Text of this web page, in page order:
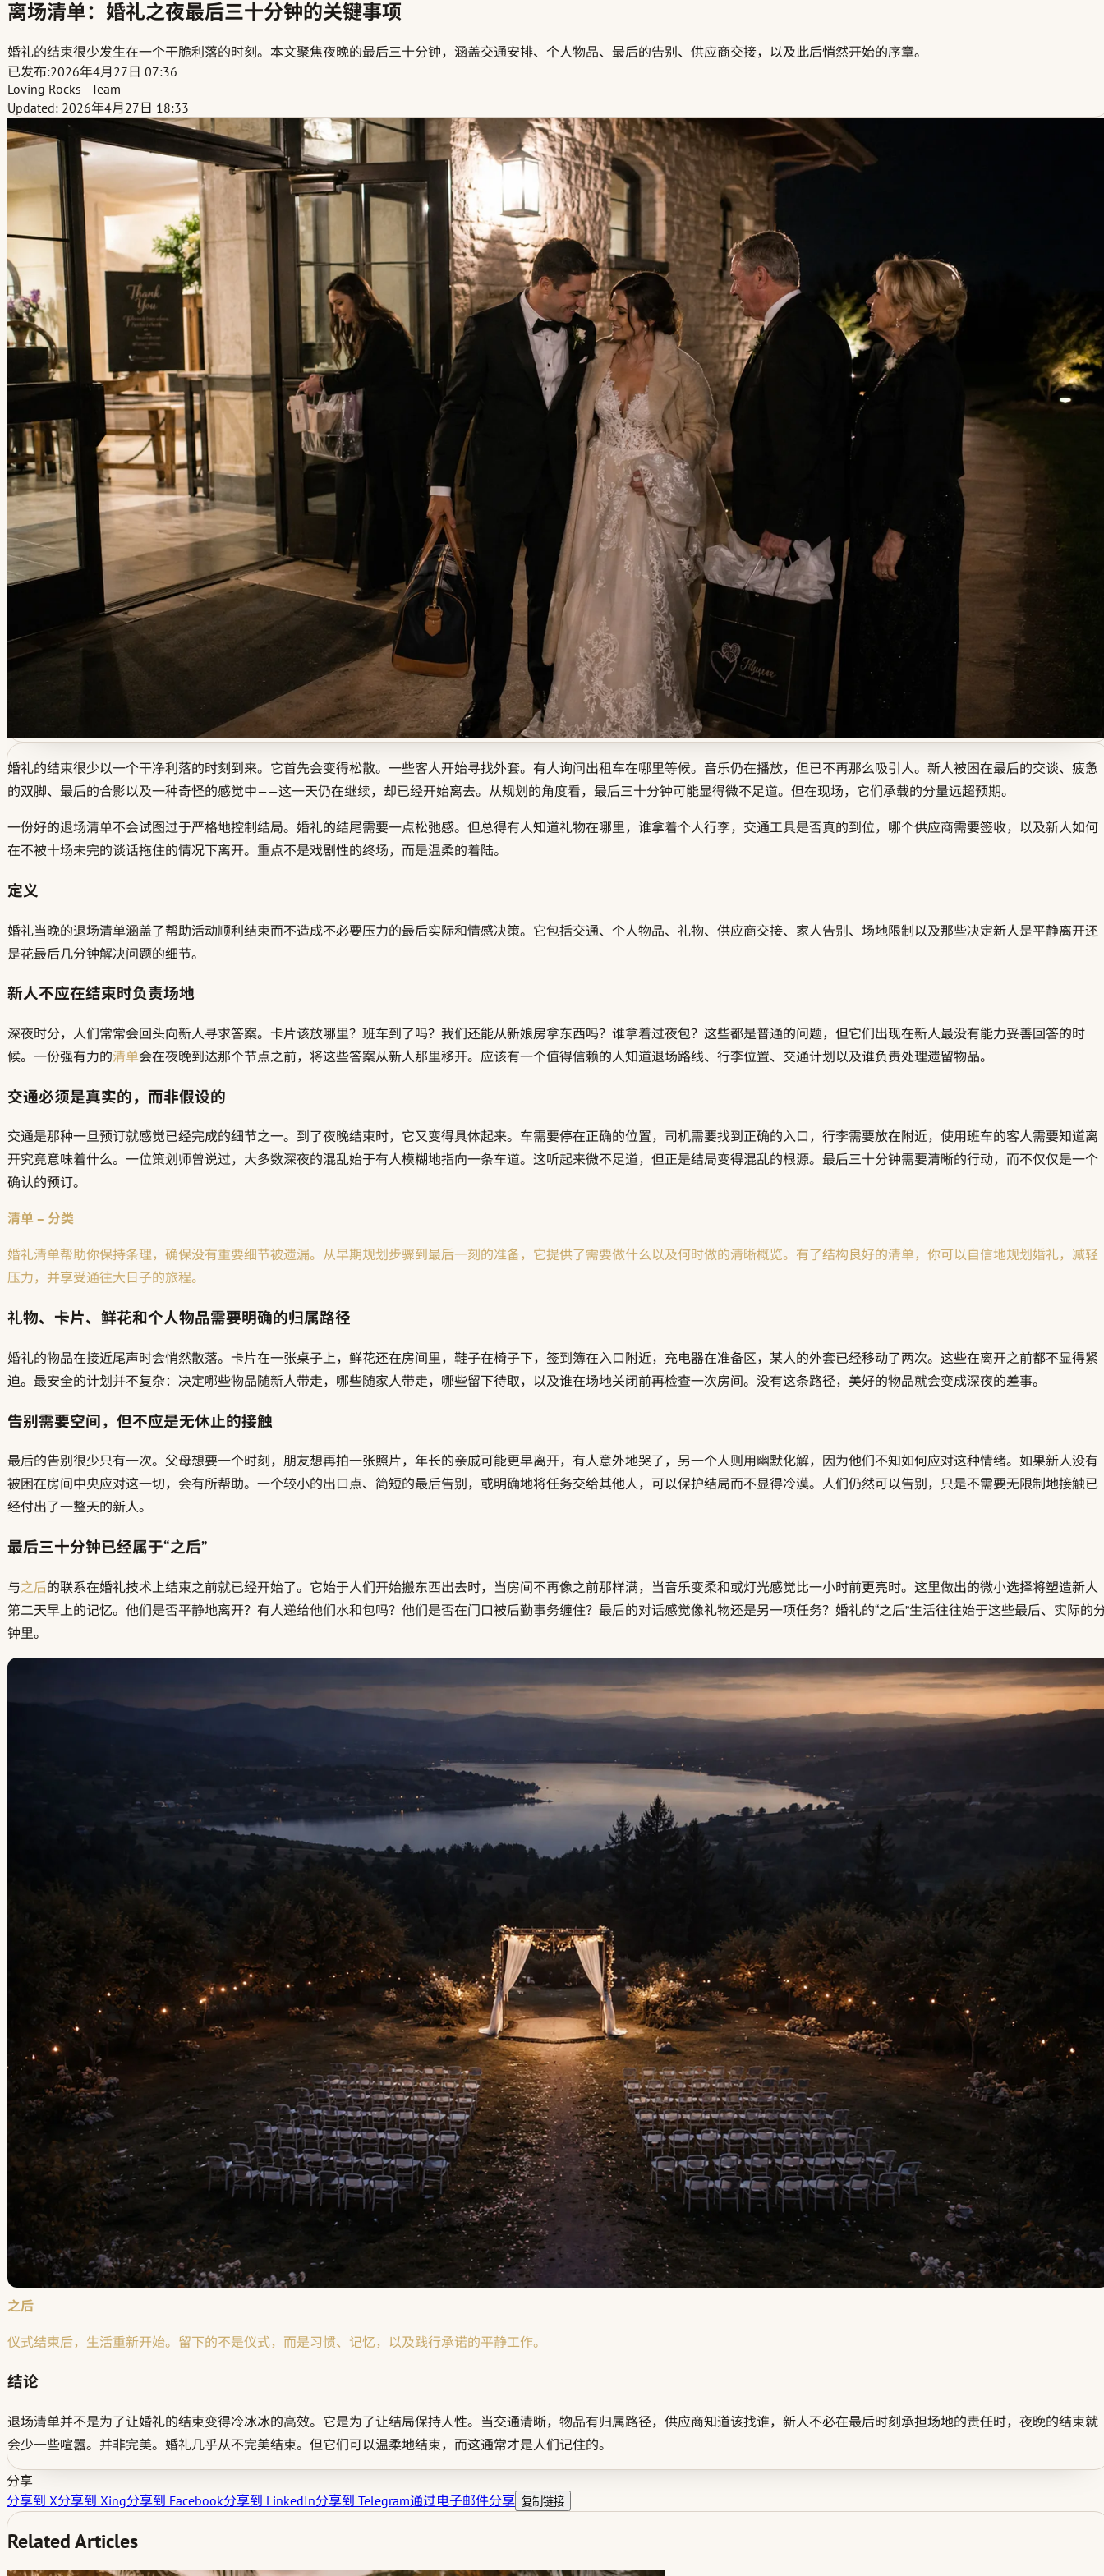
离场清单：婚礼之夜最后三十分钟的关键事项
婚礼的结束很少发生在一个干脆利落的时刻。本文聚焦夜晚的最后三十分钟，涵盖交通安排、个人物品、最后的告别、供应商交接，以及此后悄然开始的序章。
已发布:2026年4月27日 07:36
Loving Rocks - Team
Updated: 2026年4月27日 18:33
婚礼的结束很少以一个干净利落的时刻到来。它首先会变得松散。一些客人开始寻找外套。有人询问出租车在哪里等候。音乐仍在播放，但已不再那么吸引人。新人被困在最后的交谈、疲惫
的双脚、最后的合影以及一种奇怪的感觉中——这一天仍在继续，却已经开始离去。从规划的角度看，最后三十分钟可能显得微不足道。但在现场，它们承载的分量远超预期。
一份好的退场清单不会试图过于严格地控制结局。婚礼的结尾需要一点松弛感。但总得有人知道礼物在哪里，谁拿着个人行李，交通工具是否真的到位，哪个供应商需要签收，以及新人如何
在不被十场未完的谈话拖住的情况下离开。重点不是戏剧性的终场，而是温柔的着陆。
定义
婚礼当晚的退场清单涵盖了帮助活动顺利结束而不造成不必要压力的最后实际和情感决策。它包括交通、个人物品、礼物、供应商交接、家人告别、场地限制以及那些决定新人是平静离开还
是花最后几分钟解决问题的细节。
新人不应在结束时负责场地
深夜时分，人们常常会回头向新人寻求答案。卡片该放哪里？班车到了吗？我们还能从新娘房拿东西吗？谁拿着过夜包？这些都是普通的问题，但它们出现在新人最没有能力妥善回答的时
候。一份强有力的清单会在夜晚到达那个节点之前，将这些答案从新人那里移开。应该有一个值得信赖的人知道退场路线、行李位置、交通计划以及谁负责处理遗留物品。
交通必须是真实的，而非假设的
交通是那种一旦预订就感觉已经完成的细节之一。到了夜晚结束时，它又变得具体起来。车需要停在正确的位置，司机需要找到正确的入口，行李需要放在附近，使用班车的客人需要知道离
开究竟意味着什么。一位策划师曾说过，大多数深夜的混乱始于有人模糊地指向一条车道。这听起来微不足道，但正是结局变得混乱的根源。最后三十分钟需要清晰的行动，而不仅仅是一个
确认的预订。
清单 – 分类
婚礼清单帮助你保持条理，确保没有重要细节被遗漏。从早期规划步骤到最后一刻的准备，它提供了需要做什么以及何时做的清晰概览。有了结构良好的清单，你可以自信地规划婚礼，减轻
压力，并享受通往大日子的旅程。
礼物、卡片、鲜花和个人物品需要明确的归属路径
婚礼的物品在接近尾声时会悄然散落。卡片在一张桌子上，鲜花还在房间里，鞋子在椅子下，签到簿在入口附近，充电器在准备区，某人的外套已经移动了两次。这些在离开之前都不显得紧
迫。最安全的计划并不复杂：决定哪些物品随新人带走，哪些随家人带走，哪些留下待取，以及谁在场地关闭前再检查一次房间。没有这条路径，美好的物品就会变成深夜的差事。
告别需要空间，但不应是无休止的接触
最后的告别很少只有一次。父母想要一个时刻，朋友想再拍一张照片，年长的亲戚可能更早离开，有人意外地哭了，另一个人则用幽默化解，因为他们不知如何应对这种情绪。如果新人没有
被困在房间中央应对这一切，会有所帮助。一个较小的出口点、简短的最后告别，或明确地将任务交给其他人，可以保护结局而不显得冷漠。人们仍然可以告别，只是不需要无限制地接触已
经付出了一整天的新人。
最后三十分钟已经属于“之后”
与之后的联系在婚礼技术上结束之前就已经开始了。它始于人们开始搬东西出去时，当房间不再像之前那样满，当音乐变柔和或灯光感觉比一小时前更亮时。这里做出的微小选择将塑造新人
第二天早上的记忆。他们是否平静地离开？有人递给他们水和包吗？他们是否在门口被后勤事务缠住？最后的对话感觉像礼物还是另一项任务？婚礼的“之后”生活往往始于这些最后、实际的
钟里。
之后
仪式结束后，生活重新开始。留下的不是仪式，而是习惯、记忆，以及践行承诺的平静工作。
结论
退场清单并不是为了让婚礼的结束变得冷冰冰的高效。它是为了让结局保持人性。当交通清晰，物品有归属路径，供应商知道该找谁，新人不必在最后时刻承担场地的责任时，夜晚的结束就
会少一些喧嚣。并非完美。婚礼几乎从不完美结束。但它们可以温柔地结束，而这通常才是人们记住的。
分享
分享到 X分享到 Xing分享到 Facebook分享到 LinkedIn分享到 Telegram通过电子邮件分享 复制链接
Related Articles